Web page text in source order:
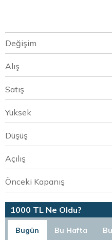
Değişim
Alış
Satış
Yüksek
Düşüş
Açılış
Önceki Kapanış
1000 TL Ne Oldu?
Bugün Bu Hafta